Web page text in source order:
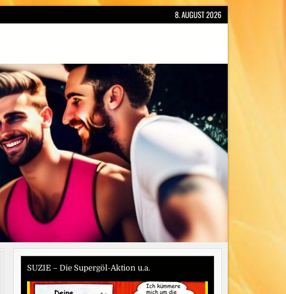
8. AUGUST 2026
SUZIE – Die Supergöl-Aktion u.a.